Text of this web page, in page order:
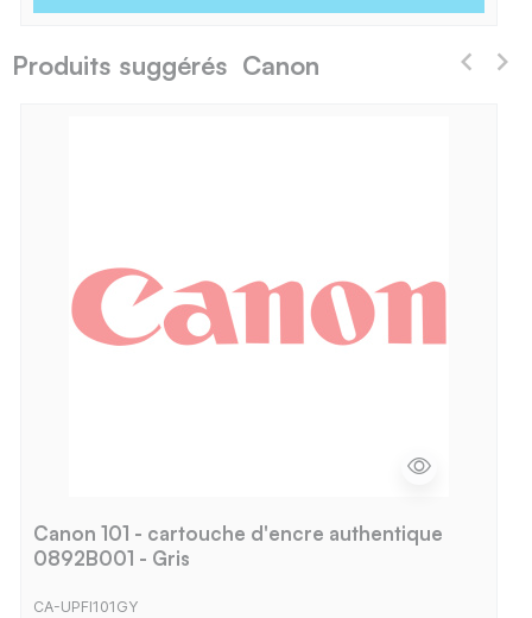
Produits suggérés Canon
Canon 101 - cartouche d'encre authentique
0892B001 - Gris
CA-UPFI101GY